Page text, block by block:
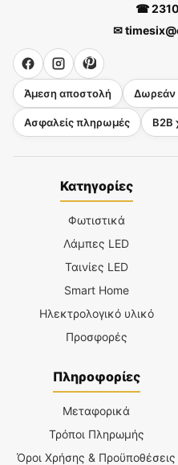
☎
✉
Άμεση αποστολή Δωρεάν
Ασφαλείς πληρωμές B2B
Κατηγορίες
Φωτιστικά
Λάμπες LED
Ταινίες LED
Smart Home
Ηλεκτρολογικό υλικό
Προσφορές
Πληροφορίες
Μεταφορικά
Τρόποι Πληρωμής
Όροι Χρήσης & Προϋποθέσεις